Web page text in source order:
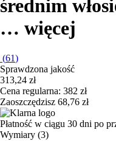
średnim
… więcej
(61)
Sprawdzona jakość
313,24 zł
Cena regularna: 382 zł
Zaoszczędzisz 68,76 zł
Płatność w ciągu 30 dni po
Wymiary (3)